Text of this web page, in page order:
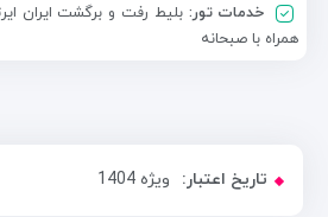
خدمات تور:
همراه با صبحانه
تاریخ اعتبار: ویژه 1404